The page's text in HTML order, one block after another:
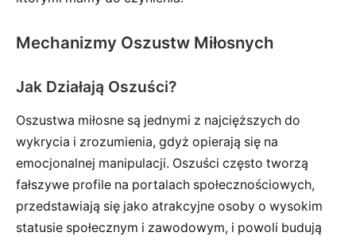
Mechanizmy Oszustw Miłosnych
Jak Działają Oszuści?
Oszustwa miłosne są jednymi z najcięższych do
wykrycia i zrozumienia, gdyż opierają się na
emocjonalnej manipulacji. Oszuści często tworzą
fałszywe profile na portalach społecznościowych,
przedstawiają się jako atrakcyjne osoby o wysokim
statusie społecznym i zawodowym, i powoli budują